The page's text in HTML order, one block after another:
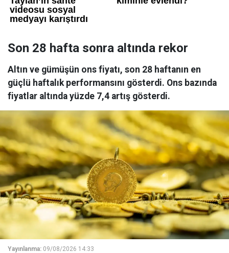
Son 28 hafta sonra altında rekor
Altın ve gümüşün ons fiyatı, son 28 haftanın en
güçlü haftalık performansını gösterdi. Ons bazında
fiyatlar altında yüzde 7,4 artış gösterdi.
Yayınlanma: 09/08/2026 14:33